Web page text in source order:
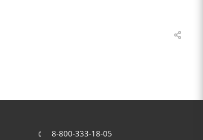
8-800-333-18-05